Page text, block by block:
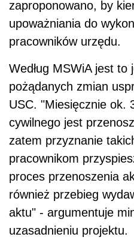
zaproponowano, by
upoważniania do
pracowników urzędu.
Według MSWiA jest to
pożądanych zmian
USC. "Miesięcznie ok.
cywilnego jest
zatem przyznanie
pracownikom
proces przenoszenia
również przebieg
aktu" - argumentuje
uzasadnieniu projektu.